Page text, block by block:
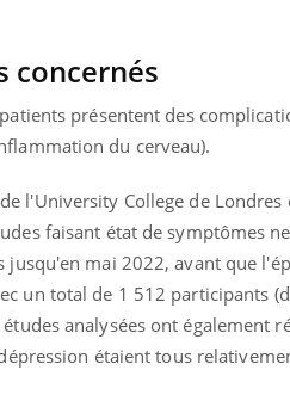
concernés
présentent des
du cerveau).
l'University College de
faisant état de symptômes
jusqu'en mai 2022, avant que
un total de 1 512 participants
analysées ont également
étaient tous
Youtube
Diabète & Ramadan 2026
Le Ramadan approche, et, pour de
nombreuses personnes atteintes de
diabète, c'est une période de
défis, mais ...